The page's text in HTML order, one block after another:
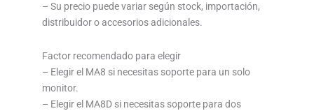
– Su precio puede variar según stock, importación,
distribuidor o accesorios adicionales.
Factor recomendado para elegir
– Elegir el MA8 si necesitas soporte para un solo
monitor.
– Elegir el MA8D si necesitas soporte para dos